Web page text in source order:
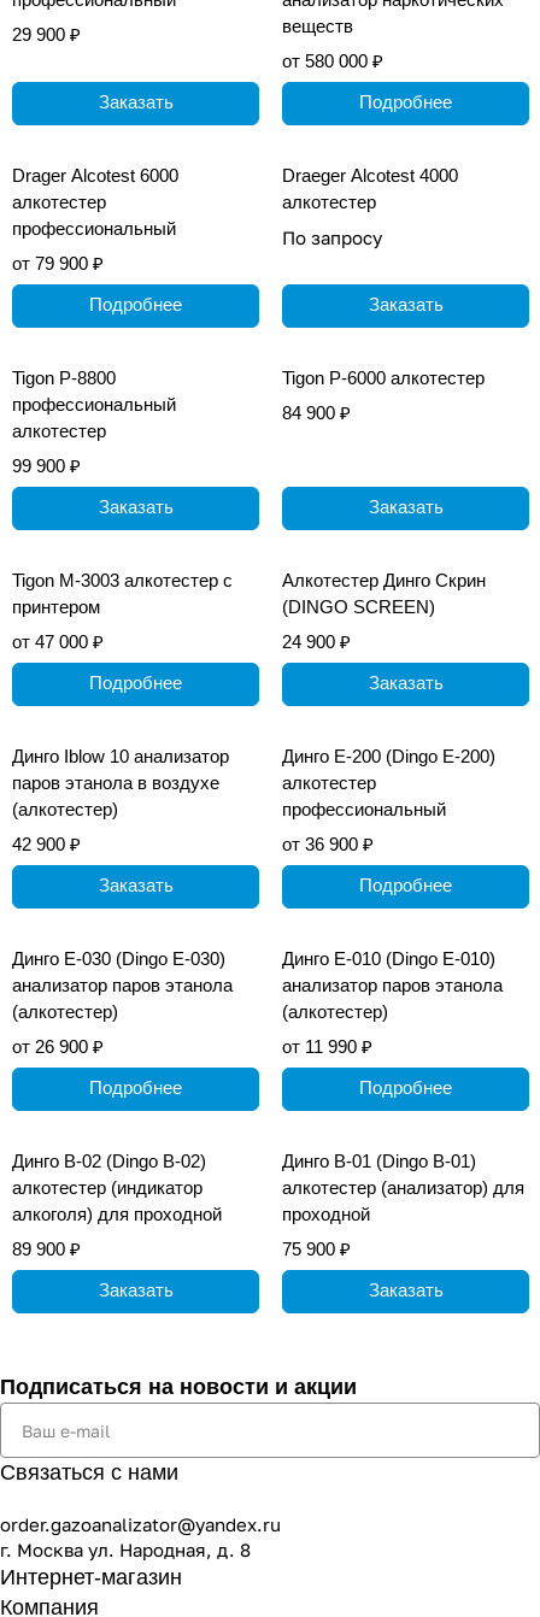
29 900 ₽
Заказать
веществ
от 580 000 ₽
Подробнее
Drager Alcotest 6000
алкотестер
профессиональный
от 79 900 ₽
Подробнее
Draeger Alcotest 4000
алкотестер
По запросу
Заказать
Tigon P-8800
профессиональный
алкотестер
99 900 ₽
Заказать
Tigon P-6000 алкотестер
84 900 ₽
Заказать
Tigon M-3003 алкотестер с
принтером
от 47 000 ₽
Подробнее
Алкотестер Динго Скрин
(DINGO SCREEN)
24 900 ₽
Заказать
Динго Iblow 10 анализатор
паров этанола в воздухе
(алкотестер)
42 900 ₽
Заказать
Динго Е-200 (Dingo E-200)
алкотестер
профессиональный
от 36 900 ₽
Подробнее
Динго Е-030 (Dingo E-030)
анализатор паров этанола
(алкотестер)
от 26 900 ₽
Подробнее
Динго Е-010 (Dingo E-010)
анализатор паров этанола
(алкотестер)
от 11 990 ₽
Подробнее
Динго В-02 (Dingo B-02)
алкотестер (индикатор
алкоголя) для проходной
89 900 ₽
Заказать
Динго В-01 (Dingo B-01)
алкотестер (анализатор) для
проходной
75 900 ₽
Заказать
Подписаться на новости и акции
Связаться с нами
order.gazoanalizator@yandex.ru
г. Москва ул. Народная, д. 8
Интернет-магазин
Компания